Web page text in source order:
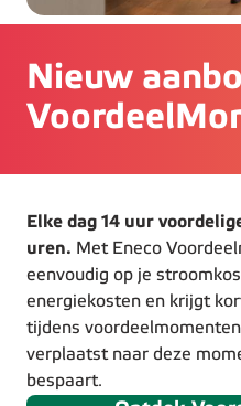
Nieuw
Elke dag 14 uur
uren. Met Eneco
eenvoudig op je
energiekosten en krijgt
tijdens
verplaatst naar deze
bespaart.